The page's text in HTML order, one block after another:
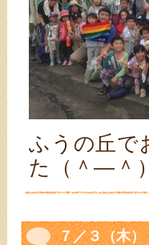
ふうの丘で
た（＾―＾）
７／３（木